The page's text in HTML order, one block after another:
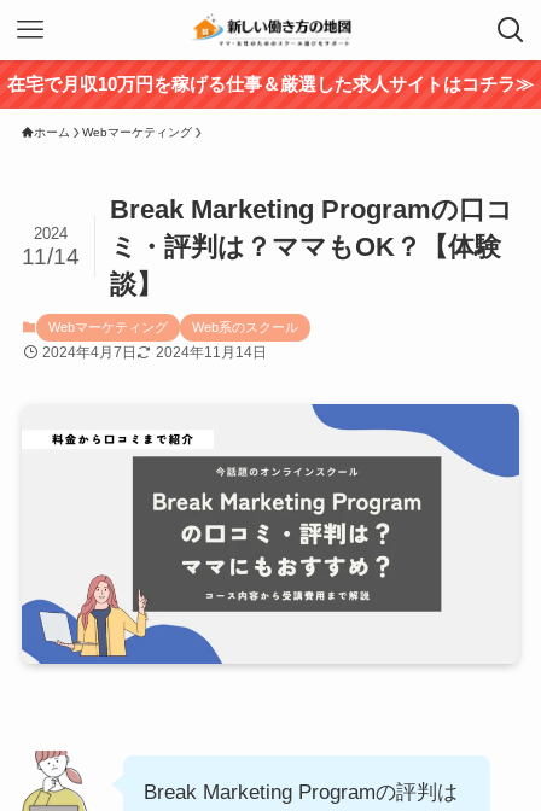
在宅で月収10万円を稼げる仕事＆厳選した求人サイトはコチラ≫
ホーム Webマーケティング
Break Marketing Programの口コ
ミ・評判は？ママもOK？【体験
談】
2024
11/14
Webマーケティング Web系のスクール
2024年4月7日 2024年11月14日
Break Marketing Programの評判は